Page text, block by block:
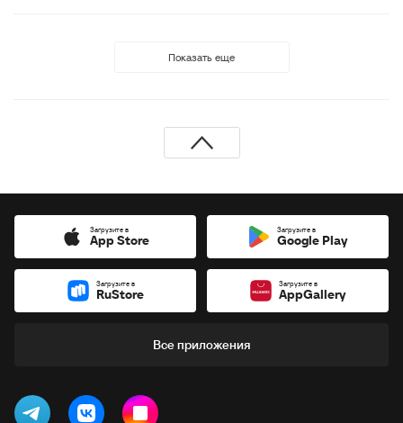
Показать еще
Загрузите в
App Store
Загрузите в
Google Play
Загрузите в
RuStore
Загрузите в
AppGallery
Все приложения